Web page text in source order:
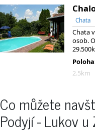
Chata
Chata
osob.
2.5km
Co můžete
Podyjí - Lukov u